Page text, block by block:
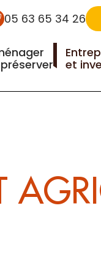
05 63 65 34 26
et